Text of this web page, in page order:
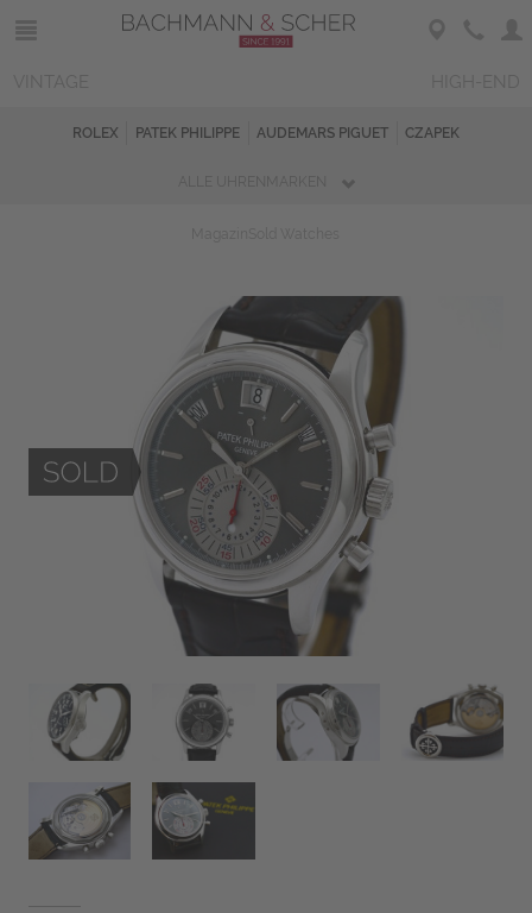
ROLEX PATEK PHILIPPE AUDEMARS PIGUET CZAPEK